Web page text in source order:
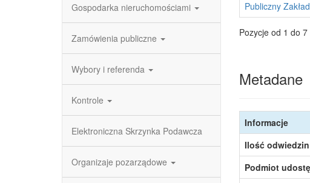
Gospodarka nieruchomościami
Zamówienia publiczne
Wybory i referenda
Kontrole
Elektroniczna Skrzynka Podawcza
Organizaje pozarządowe
Publiczny
Pozycje od 1 do 7
Metadane
Informacje
Ilość
Podmiot